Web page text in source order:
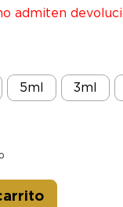
admiten
5ml 3ml